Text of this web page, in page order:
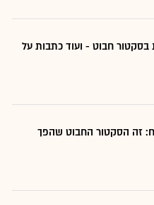
בסקטור חבוט - ועוד כתבות על
זה הסקטור החבוט שהפך